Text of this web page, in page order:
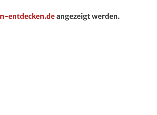
entdecken.deangezeigt werden.